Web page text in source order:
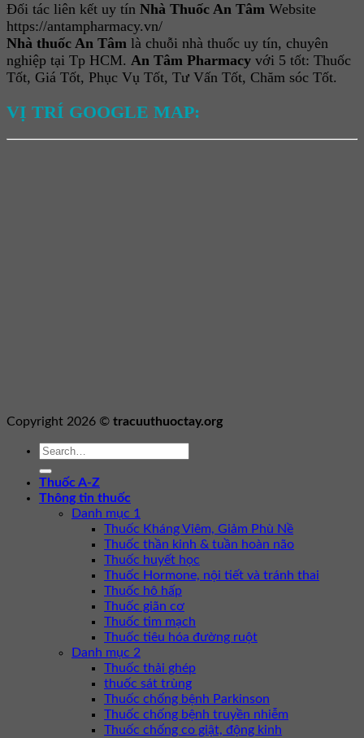
Đối tác liên kết uy tín Nhà Thuốc An Tâm Website
https://antampharmacy.vn/
Nhà thuốc An Tâm là chuỗi nhà thuốc uy tín, chuyên
nghiệp tại Tp HCM. An Tâm Pharmacy với 5 tốt: Thuốc
Tốt, Giá Tốt, Phục Vụ Tốt, Tư Vấn Tốt, Chăm sóc Tốt.
VỊ TRÍ GOOGLE MAP:
Copyright 2026 © tracuuthuoctay.org
Thuốc A-Z
Thông tin thuốc
Danh mục 1
Thuốc Kháng Viêm, Giảm Phù Nề
Thuốc thần kinh & tuần hoàn não
Thuốc huyết học
Thuốc Hormone, nội tiết và tránh thai
Thuốc hô hấp
Thuốc giãn cơ
Thuốc tim mạch
Thuốc tiêu hóa đường ruột
Danh mục 2
Thuốc thải ghép
thuốc sát trùng
Thuốc chống bệnh Parkinson
Thuốc chống bệnh truyền nhiễm
Thuốc chống co giật, động kinh